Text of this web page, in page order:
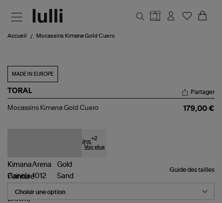
Accueil Mocassins Kimana Gold Cuero
MADE IN EUROPE
TORAL
Mocassins
Partager
Mocassins Kimana Gold Cuero 179,00 €
+2
Voir plus
Guide des tailles
Pointure